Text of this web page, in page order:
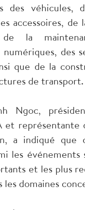
des véhicules,
accessoires, de
de la
des
que de la
de transport.
Ngoc,
et représentante
a indiqué que
les événements
et les plus
les domaines